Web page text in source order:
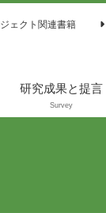
ェクト関連書籍
研究成果と提言
Survey